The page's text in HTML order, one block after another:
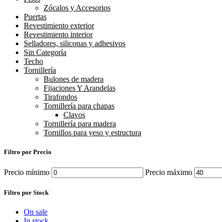
Zócalos y Accesorios
Puertas
Revestimiento exterior
Revestimiento interior
Selladores, siliconas y adhesivos
Sin Categoría
Techo
Tornillería
Bulones de madera
Fijaciones Y Arandelas
Tirafondos
Tornillería para chapas
Clavos
Tornillería para madera
Tornillos para yeso y estructura
Filtro por Precio
Precio mínimo Precio máximo
Filtro por Stock
On sale